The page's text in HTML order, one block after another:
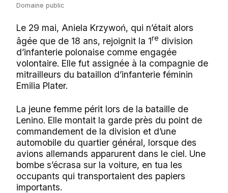
Domaine public
Le 29 mai, Aniela Krzywoń, qui n’était alors
âgée que de 18 ans, rejoignit la 1re division
d’infanterie polonaise comme engagée
volontaire. Elle fut assignée à la compagnie de
mitrailleurs du bataillon d’infanterie féminin
Emilia Plater.
La jeune femme périt lors de la bataille de
Lenino. Elle montait la garde près du point de
commandement de la division et d’une
automobile du quartier général, lorsque des
avions allemands apparurent dans le ciel. Une
bombe s’écrasa sur la voiture, en tua les
occupants qui transportaient des papiers
importants.